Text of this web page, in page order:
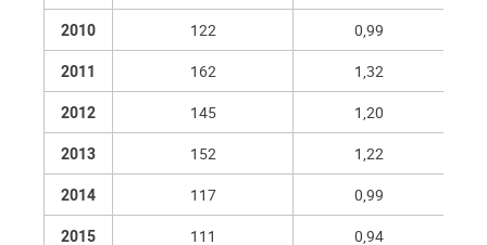
2010
122
0,99
2011
162
1,32
2012
145
1,20
2013
152
1,22
2014
117
0,99
2015
111 0,94